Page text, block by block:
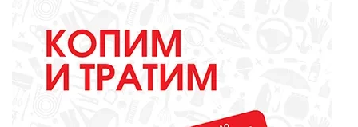
библиотекарь? Докажите это
всей стране!
ОБРАЗОВАНИЕ
Сосновоборская школа в финале